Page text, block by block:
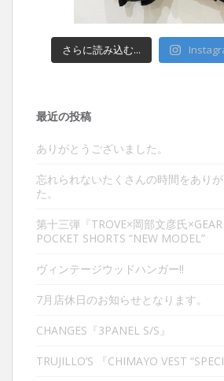
さらに読み込む...
最近の投稿
ありがとうございました。
忘れられないたくさんの時間をあり
た。
第十三弾『TROVE×岡部文彦氏
POCKET SHORTS “NEW MODEL”
ヴィンテージウッドハンガー‼︎
7月店休日のお知らせとなります。
CHANGES『3PANEL S/S』
TRUJILLO’S 『CHIMAYO VEST